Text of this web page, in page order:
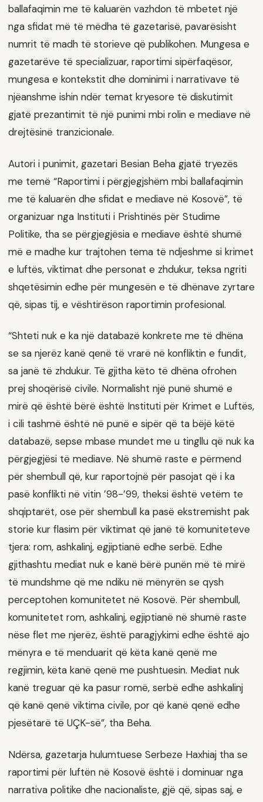
ballafaqimin me të kaluarën vazhdon të mbetet një
nga sfidat më të mëdha të gazetarisë, pavarësisht
numrit të madh të storieve që publikohen. Mungesa e
gazetarëve të specializuar, raportimi sipërfaqësor,
mungesa e kontekstit dhe dominimi i narrativave të
njëanshme ishin ndër temat kryesore të diskutimit
gjatë prezantimit të një punimi mbi rolin e mediave në
drejtësinë tranzicionale.
Autori i punimit, gazetari Besian Beha gjatë tryezës
me temë “Raportimi i përgjegjshëm mbi ballafaqimin
me të kaluarën dhe sfidat e mediave në Kosovë”, të
organizuar nga Instituti i Prishtinës për Studime
Politike, tha se përgjegjësia e mediave është shumë
më e madhe kur trajtohen tema të ndjeshme si krimet
e luftës, viktimat dhe personat e zhdukur, teksa ngriti
shqetësimin edhe për mungesën e të dhënave zyrtare
që, sipas tij, e vështirëson raportimin profesional.
“Shteti nuk e ka një databazë konkrete me të dhëna
se sa njerëz kanë qenë të vrarë në konfliktin e fundit,
sa janë të zhdukur. Të gjitha këto të dhëna ofrohen
prej shoqërisë civile. Normalisht një punë shumë e
mirë që është bërë është Instituti për Krimet e Luftës,
i cili tashmë është në punë e sipër që ta bëjë këtë
databazë, sepse mbase mundet me u tingllu që nuk ka
përgjegjësi të mediave. Në shumë raste e përmend
për shembull që, kur raportojnë për pasojat që i ka
pasë konflikti në vitin ’98-’99, theksi është vetëm te
shqiptarët, ose për shembull ka pasë ekstremisht pak
storie kur flasim për viktimat që janë të komuniteteve
tjera: rom, ashkalinj, egjiptianë edhe serbë. Edhe
gjithashtu mediat nuk e kanë bërë punën më të mirë
të mundshme që me ndiku në mënyrën se qysh
perceptohen komunitetet në Kosovë. Për shembull,
komunitetet rom, ashkalinj, egjiptianë në shumë raste
nëse flet me njerëz, është paragjykimi edhe është ajo
mënyra e të menduarit që këta kanë qenë me
regjimin, këta kanë qenë me pushtuesin. Mediat nuk
kanë treguar që ka pasur romë, serbë edhe ashkalinj
që kanë qenë viktima civile, por që kanë qenë edhe
pjesëtarë të UÇK-së”, tha Beha.
Ndërsa, gazetarja hulumtuese Serbeze Haxhiaj tha se
raportimi për luftën në Kosovë është i dominuar nga
narrativa politike dhe nacionaliste, gjë që, sipas saj, e